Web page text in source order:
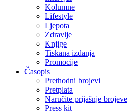
Kolumne
Lifestyle
Ljepota
Zdravlje
Knjige
Tiskana izdanja
Promocije
Časopis
Prethodni brojevi
Pretplata
Naručite prijašnje brojeve
Press kit